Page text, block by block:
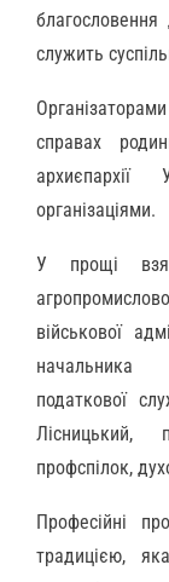
служить
справах
організаціями.
У прощі
військової
начальника
податкової
Лісницький,
профспілок,
Професійні
традицією,